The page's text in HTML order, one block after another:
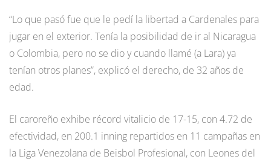
“Lo que pasó fue que le pedí la libertad a Cardenales para
jugar en el exterior. Tenía la posibilidad de ir al Nicaragua
o Colombia, pero no se dio y cuando llamé (a Lara) ya
tenían otros planes”, explicó el derecho, de 32 años de
edad.
El caroreño exhibe récord vitalicio de 17-15, con 4.72 de
efectividad, en 200.1 inning repartidos en 11 campañas en
la Liga Venezolana de Beisbol Profesional, con Leones del